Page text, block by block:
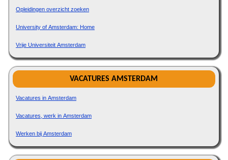
Opleidingen overzicht zoeken
University of Amsterdam: Home
Vrije Universiteit Amsterdam
VACATURES AMSTERDAM
Vacatures in Amsterdam
Vacatures, werk in Amsterdam
Werken bij Amsterdam